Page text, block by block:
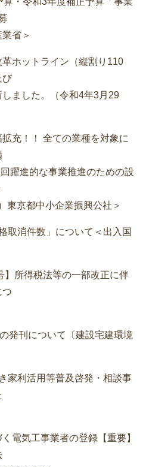
省＞
ホットライン（縦割り110
び
ました。（令和4年3月29
充！！ 全ての業種を対象に
躍進的な事業推進のための設
東京都中小企業振興公社＞
取消件数」について＜出入国
】所得税法等の一部改正に伴
つ
発刊について〔建設宅建環境
家利活用等普及啓発・相談事
電気工事業者の登録【重要】